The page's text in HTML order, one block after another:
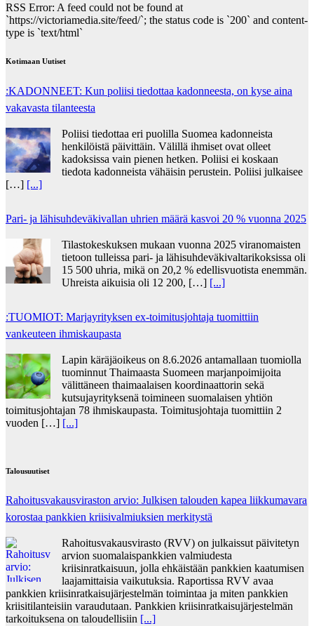
RSS Error: A feed could not be found at
`https://victoriamedia.site/feed/`; the status code is `200` and content-
type is `text/html`
Kotimaan Uutiset
:KADONNEET: Kun poliisi tiedottaa kadonneesta, on kyse aina
vakavasta tilanteesta
Poliisi tiedottaa eri puolilla Suomea kadonneista
henkilöistä päivittäin. Välillä ihmiset ovat olleet
kadoksissa vain pienen hetken. Poliisi ei koskaan
tiedota kadonneista vähäisin perustein. Poliisi julkaisee
[…] [...]
Pari- ja lähisuhdeväkivallan uhrien määrä kasvoi 20 % vuonna 2025
Tilastokeskuksen mukaan vuonna 2025 viranomaisten
tietoon tulleissa pari- ja lähisuhdeväkivaltarikoksissa oli
15 500 uhria, mikä on 20,2 % edellisvuotista enemmän.
Uhreista aikuisia oli 12 200, […] [...]
:TUOMIOT: Marjayrityksen ex-toimitusjohtaja tuomittiin
vankeuteen ihmiskaupasta
Lapin käräjäoikeus on 8.6.2026 antamallaan tuomiolla
tuominnut Thaimaasta Suomeen marjanpoimijoita
välittäneen thaimaalaisen koordinaattorin sekä
kutsujayrityksenä toimineen suomalaisen yhtiön
toimitusjohtajan 78 ihmiskaupasta. Toimitusjohtaja tuomittiin 2
vuoden […] [...]
Talousuutiset
Rahoitusvakausviraston arvio: Julkisen talouden kapea liikkumavara
korostaa pankkien kriisivalmiuksien merkitystä
Rahoitusvakausvirasto (RVV) on julkaissut päivitetyn
arvion suomalaispankkien valmiudesta
kriisinratkaisuun, jolla ehkäistään pankkien kaatumisen
laajamittaisia vaikutuksia. Raportissa RVV avaa
pankkien kriisinratkaisujärjestelmän toimintaa ja miten pankkien
kriisitilanteisiin varaudutaan. Pankkien kriisinratkaisujärjestelmän
tarkoituksena on taloudellisiin [...]